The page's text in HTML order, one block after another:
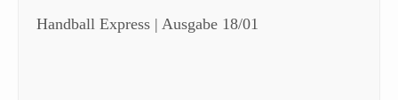
Handball Express | Ausgabe 18/01